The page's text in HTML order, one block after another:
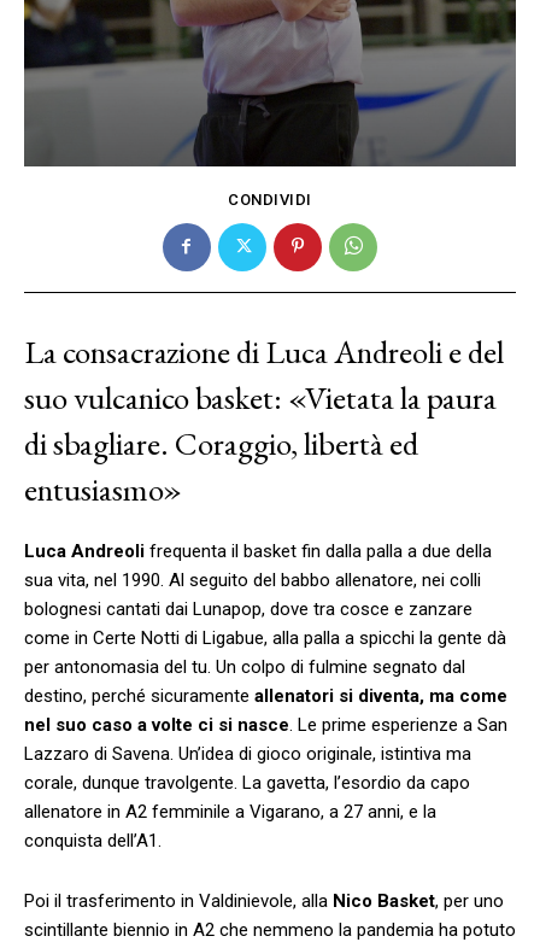
CONDIVIDI
La consacrazione di Luca Andreoli e del
suo vulcanico basket: «Vietata la paura
di sbagliare. Coraggio, libertà ed
entusiasmo»
Luca Andreoli frequenta il basket fin dalla palla a due della
sua vita, nel 1990. Al seguito del babbo allenatore, nei colli
bolognesi cantati dai Lunapop, dove tra cosce e zanzare
come in Certe Notti di Ligabue, alla palla a spicchi la gente dà
per antonomasia del tu. Un colpo di fulmine segnato dal
destino, perché sicuramente allenatori si diventa, ma come
nel suo caso a volte ci si nasce . Le prime esperienze a San
Lazzaro di Savena. Un’idea di gioco originale, istintiva ma
corale, dunque travolgente. La gavetta, l’esordio da capo
allenatore in A2 femminile a Vigarano, a 27 anni, e la
conquista dell’A1.
Poi il trasferimento in Valdinievole, alla Nico Basket, per uno
scintillante biennio in A2 che nemmeno la pandemia ha potuto